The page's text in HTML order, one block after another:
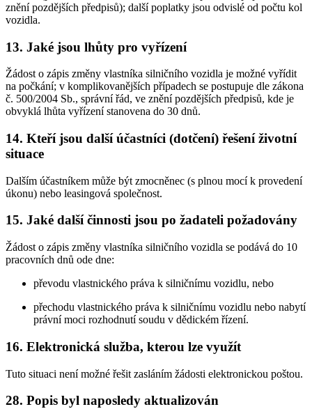
znění pozdějších předpisů); další poplatky jsou odvislé od počtu kol
vozidla.
13. Jaké jsou lhůty pro vyřízení
Žádost o zápis změny vlastníka silničního vozidla je možné vyřídit
na počkání; v komplikovanějších případech se postupuje dle zákona
č. 500/2004 Sb., správní řád, ve znění pozdějších předpisů, kde je
obvyklá lhůta vyřízení stanovena do 30 dnů.
14. Kteří jsou další účastníci (dotčení) řešení životní
situace
Dalším účastníkem může být zmocněnec (s plnou mocí k provedení
úkonu) nebo leasingová společnost.
15. Jaké další činnosti jsou po žadateli požadovány
Žádost o zápis změny vlastníka silničního vozidla se podává do 10
pracovních dnů ode dne:
převodu vlastnického práva k silničnímu vozidlu, nebo
přechodu vlastnického práva k silničnímu vozidlu nebo nabytí
právní moci rozhodnutí soudu v dědickém řízení.
16. Elektronická služba, kterou lze využít
Tuto situaci není možné řešit zasláním žádosti elektronickou poštou.
28. Popis byl naposledy aktualizován